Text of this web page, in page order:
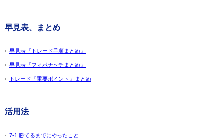
早見表、まとめ
早見表『トレード手順まとめ』
早見表『フィボナッチまとめ』
トレード『重要ポイント』まとめ
活用法
7-1 勝てるまでにやったこと